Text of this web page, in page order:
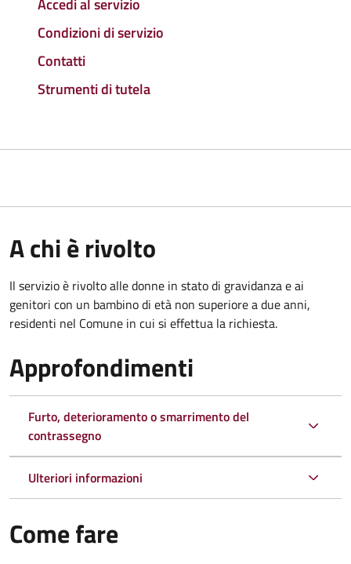
Accedi al servizio
Condizioni di servizio
Contatti
Strumenti di tutela
A chi è rivolto
Il servizio è rivolto alle donne in stato di gravidanza e ai
genitori con un bambino di età non superiore a due anni,
residenti nel Comune in cui si effettua la richiesta.
Approfondimenti
Furto, deterioramento o smarrimento del
contrassegno
Ulteriori informazioni
Come fare